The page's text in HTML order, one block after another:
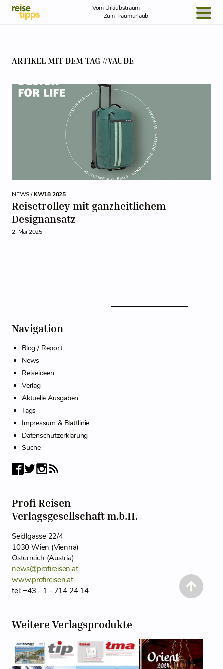
Skip to Content
Vom Urlaubstraum
Zum Traumurlaub
NEWS
ARTIKEL MIT DEM TAG #VAUDE
NEWS /KW18 2025
Reisetrolley mit ganzheitlichem
Designansatz
2. Mai 2025
Navigation
Blog / Report
News
Reiseideen
Verlag
Aktuelle Ausgaben
Tags
Impressum & Blattlinie
Datenschutzerklärung
Suche
Profi Reisen
Verlagsgesellschaft m.b.H.
Seidlgasse 22/4
1030 Wien (Vienna)
Österreich (Austria)
news@profireisen.at
www.profireisen.at
tel: +43 - 1 - 714 24 14
Weitere Verlagsprodukte